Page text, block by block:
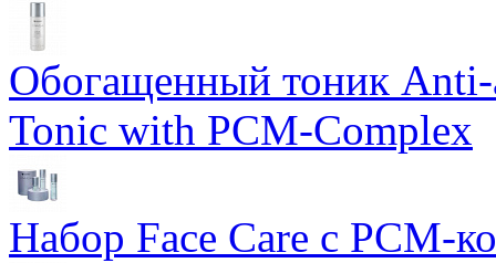
Обогащенный тоник Anti-
Tonic with PCM-Complex
Набор Face Care с PCM-